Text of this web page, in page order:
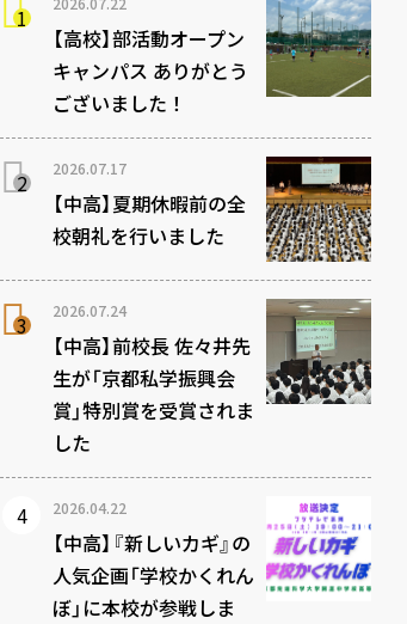
【高校】部活動オープン
キャンパス ありがとう
ございました！
2026.07.17
【中高】夏期休暇前の全
校朝礼を行いました
2026.07.24
【中高】前校長 佐々井先
生が「京都私学振興会
賞」特別賞を受賞されま
した
2026.04.22
【中高】『新しいカギ』の
人気企画「学校かくれん
ぼ」に本校が参戦しま